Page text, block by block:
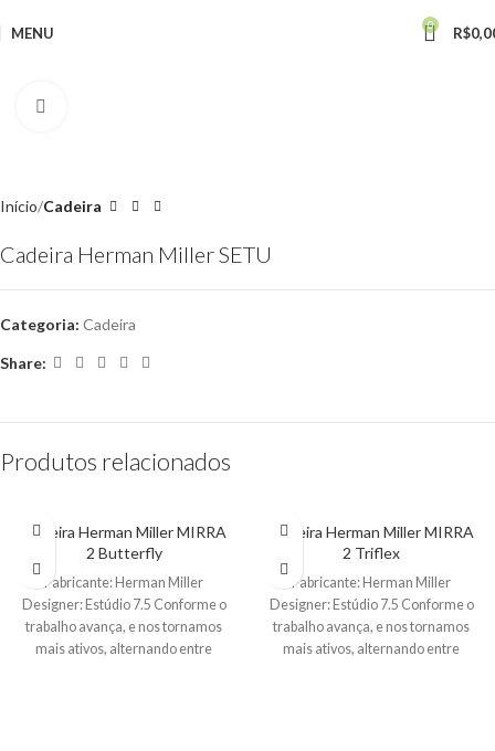
MENU 0 R$
Início Cadeira
Cadeira Herman Miller SETU
Categoria: Cadeira
Share:
Produtos relacionados
Cadeira Herman Miller MIRRA
2 Butterfly
Fabricante: Herman Miller
Designer: Estúdio 7.5 Conforme o
trabalho avança, e nos tornamos
mais ativos, alternando entre
Cadeira Herman Miller MIRRA
2 Triflex
Fabricante: Herman Miller
Designer: Estúdio 7.5 Conforme o
trabalho avança, e nos tornamos
mais ativos, alternando entre